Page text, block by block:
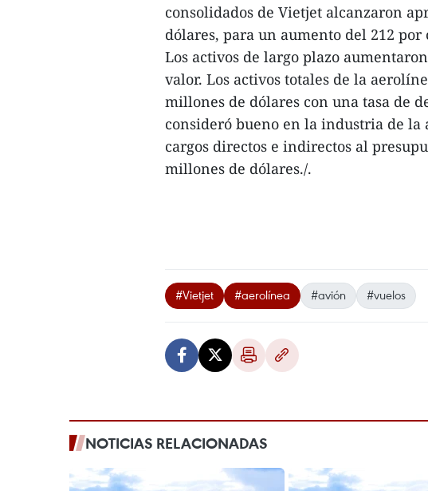
consolidados de Vietjet alcanzaron
dólares, para un aumento del 212
Los activos de largo plazo
valor. Los activos totales de la
millones de dólares con una tasa de
consideró bueno en la industria de la
cargos directos e indirectos al
millones de dólares./.
#Vietjet #aerolínea #avión #vuelos
NOTICIAS RELACIONADAS